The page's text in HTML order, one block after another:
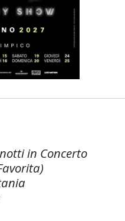
in Concerto
Favorita)